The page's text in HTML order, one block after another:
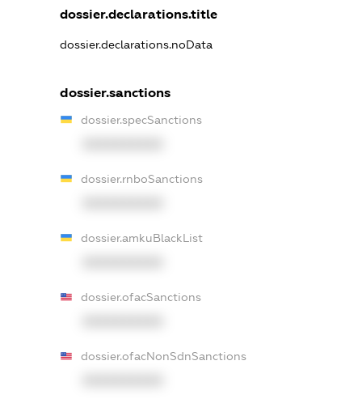
dossier.declarations.title
dossier.declarations.noData
dossier.sanctions
dossier.specSanctions
dossier.rnboSanctions
dossier.amkuBlackList
dossier.ofacSanctions
dossier.ofacNonSdnSanctions